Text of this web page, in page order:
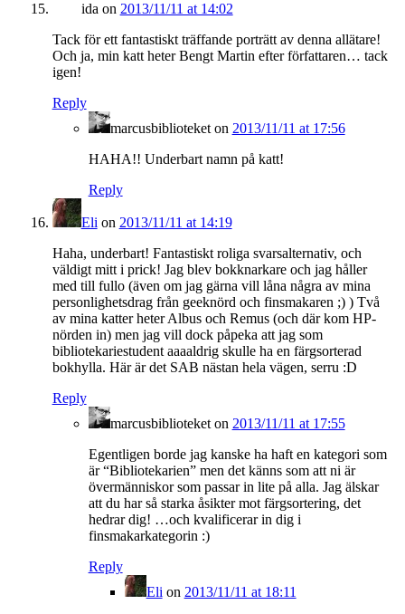
ida on 2013/11/11 at 14:02
Tack för ett fantastiskt träffande porträtt av denna allätare!
Och ja, min katt heter Bengt Martin efter författaren… tack
igen!
Reply
marcusbiblioteketon 2013/11/11 at 17:56
HAHA!! Underbart namn på katt!
Reply
Eli on 2013/11/11 at 14:19
Haha, underbart! Fantastiskt roliga svarsalternativ, och
väldigt mitt i prick! Jag blev bokknarkare och jag håller
med till fullo (även om jag gärna vill låna några av mina
personlighetsdrag från geeknörd och finsmakaren ;) ) Två
av mina katter heter Albus och Remus (och där kom HP-
nörden in) men jag vill dock påpeka att jag som
bibliotekariestudent aaaaldrig skulle ha en färgsorterad
bokhylla. Här är det SAB nästan hela vägen, serru :D
Reply
marcusbiblioteketon 2013/11/11 at 17:55
Egentligen borde jag kanske ha haft en kategori som
är “Bibliotekarien” men det känns som att ni är
övermänniskor som passar in lite på alla. Jag älskar
att du har så starka åsikter mot färgsortering, det
hedrar dig! …och kvalificerar in dig i
finsmakarkategorin :)
Reply
Eli on 2013/11/11 at 18:11